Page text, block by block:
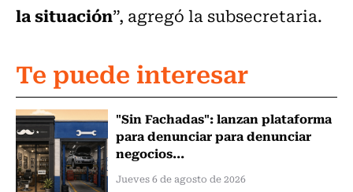
la situación”, agregó la subsecretaria.
Te puede interesar
"Sin Fachadas": lanzan plataforma
para denunciar para denunciar
negocios...
Jueves 6 de agosto de 2026